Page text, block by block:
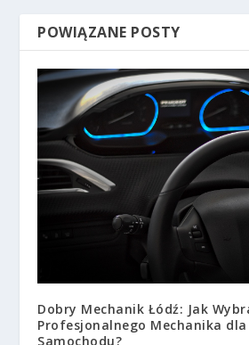
POWIĄZANE POSTY
Dobry Mechanik Łódź: Jak
Profesjonalnego Mechanika dla
Samochodu?